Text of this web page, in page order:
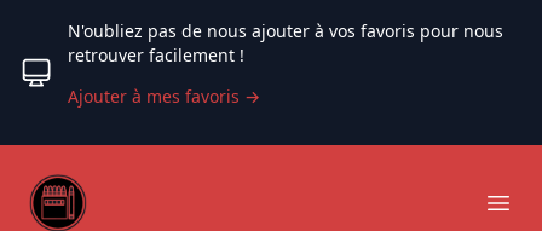
N'oubliez pas de nous ajouter à vos favoris pour nous
retrouver facilement !
Ajouter à mes favoris →
Web coloriage